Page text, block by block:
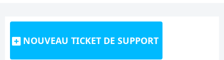
NOUVEAU TICKET DE SUPPORT